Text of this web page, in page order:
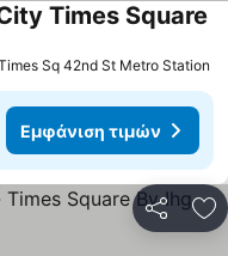
Times Square
Sq 42nd St Metro Station
Εμφάνιση τιμών